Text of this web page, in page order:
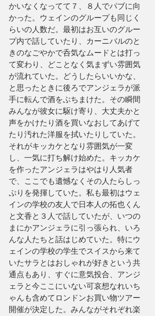
かいなくなってて７、８人でパブに向
かった。ウェインのグループも同じく
らいの人数だ。最初はお互いのグルー
プ内で話していたり、カーニバルのと
きのなごやかで呑気なムードとは打っ
て変わり、どことなく気まずい雰囲気
が流れていた。どうしたらいいかな、
と思ったときに後ろでアンジェラが派
手に転んで酒をぶちまけた。その瞬間
みんなが彼女に駆け寄り、大丈夫かと
声をかけたり酒を買いなおしてあげて
たり汚れた洋服を拭いたりしていた。
それがキッカケとなり雰囲気が一変
し、一気に打ち解け始めた。キッカケ
を作ったアンジェラはやはり人気者
で、ここでも遺憾なくその人たらしっ
ぷりを発揮していた。私も最初はウェ
インの学校の友人で日本人の拓也くん
と文香と３人で話していたが、いつの
まにかアンジェラに引っ張られ、いろ
んな人たちと話はじめていた。特にウ
ェインの学校の学生でスイスから来て
いたサラとはおしゃれが好きという共
通点もあり、すぐに意気投合、アンジ
ェラと今ここにいない可哀想なれいち
ゃんも含めてロンドンお買い物ツアー
開催が決定した。みんながそれぞれ楽